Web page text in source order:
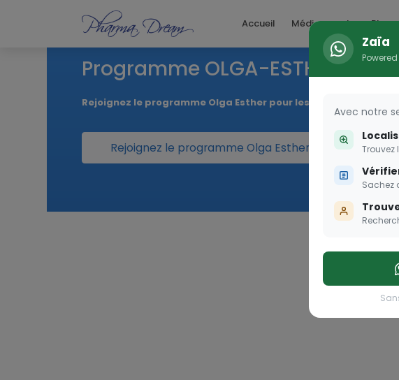
Accueil Médicaments
Programme OLGA-ESTHER
Rejoignez le programme Olga Esther pour les femmes
Rejoignez le programme Olga Esther pour les
Zaïa
Avec notre
Trouvez
Sachez